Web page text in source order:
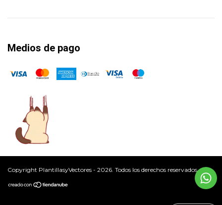
Medios de pago
Copyright PlantillasyVectores - 2026. Todos los derechos reservados.